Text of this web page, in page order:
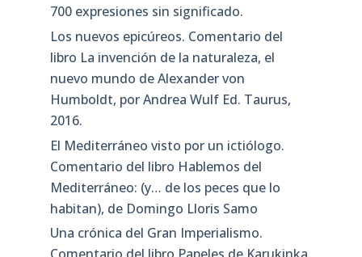
700 expresiones sin significado.
Los nuevos epicúreos. Comentario del
libro La invención de la naturaleza, el
nuevo mundo de Alexander von
Humboldt, por Andrea Wulf Ed. Taurus,
2016.
El Mediterráneo visto por un ictiólogo.
Comentario del libro Hablemos del
Mediterráneo: (y… de los peces que lo
habitan), de Domingo Lloris Samo
Una crónica del Gran Imperialismo.